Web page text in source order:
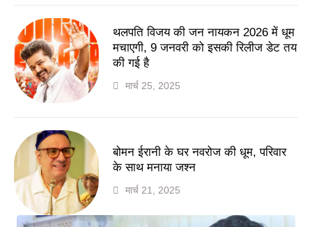
थलपति विजय की जन नायकन 2026 में धूम
मचाएगी, 9 जनवरी को इसकी रिलीज डेट तय
की गई है
मार्च 25, 2025
बोमन ईरानी के घर नवरोज की धूम, परिवार
के साथ मनाया जश्न
मार्च 21, 2025